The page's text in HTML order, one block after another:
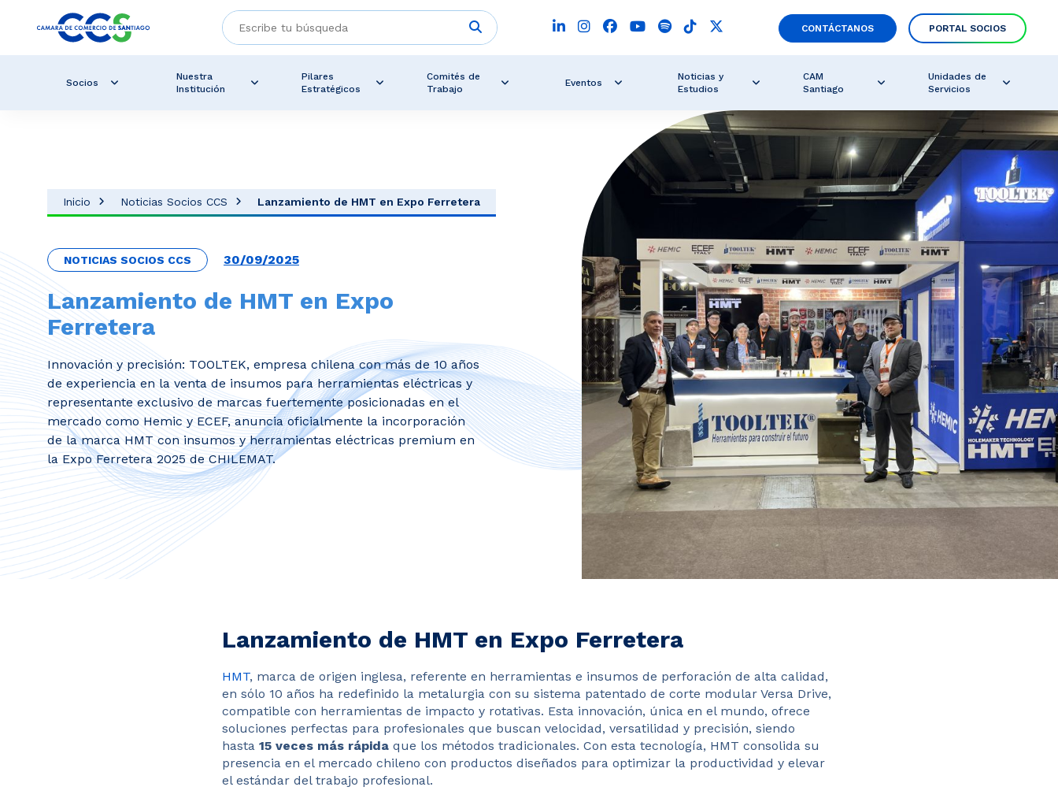
CONTÁCTANOS PORTAL SOCIOS
Socios
Nuestra
Institución
Pilares
Estratégicos
Comités de
Trabajo
Eventos
Noticias y
Estudios
CAM
Santiago
Unidades de
Servicios
Inicio Noticias Socios CCS Lanzamiento de HMT en Expo Ferretera
NOTICIAS SOCIOS CCS 30/09/2025
Lanzamiento de HMT en Expo
Ferretera
Innovación y precisión: TOOLTEK, empresa chilena con más de 10 años
de experiencia en la venta de insumos para herramientas eléctricas y
representante exclusivo de marcas fuertemente posicionadas en el
mercado como Hemic y ECEF, anuncia oficialmente la incorporación
de la marca HMT con insumos y herramientas eléctricas premium en
la Expo Ferretera 2025 de CHILEMAT.
Lanzamiento de HMT en Expo Ferretera
HMT, marca de origen inglesa, referente en herramientas e insumos de perforación de alta calidad,
en sólo 10 años ha redefinido la metalurgia con su sistema patentado de corte modular Versa Drive,
compatible con herramientas de impacto y rotativas. Esta innovación, única en el mundo, ofrece
soluciones perfectas para profesionales que buscan velocidad, versatilidad y precisión, siendo
hasta 15 veces más rápida que los métodos tradicionales. Con esta tecnología, HMT consolida su
presencia en el mercado chileno con productos diseñados para optimizar la productividad y elevar
el estándar del trabajo profesional.